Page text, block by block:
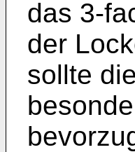
das 3-
der
sollte